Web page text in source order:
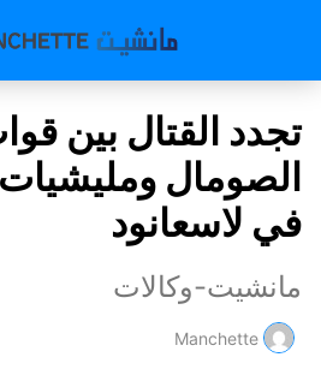
تجدد القتال بين
الصومال
في لاسعانود
مانشيت-وكالات
Manchette